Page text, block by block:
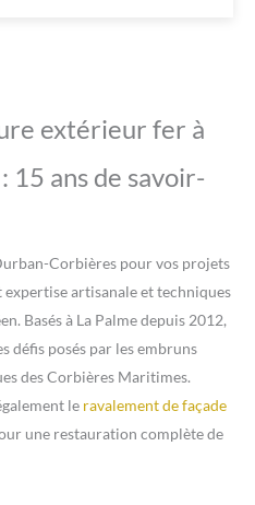
extérieur fer à
15 ans de savoir-
Corbières pour vos projets
artisanale et techniques
Basés à La Palme depuis 2012,
défis posés par les embruns
des Corbières Maritimes.
le ravalement de façade
une restauration complète de